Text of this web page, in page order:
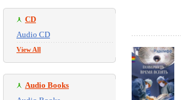
CD
Audio CD
View All
Audio Books